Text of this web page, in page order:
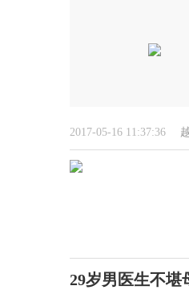
2017-05-16 11:37:36
29岁男医生不堪